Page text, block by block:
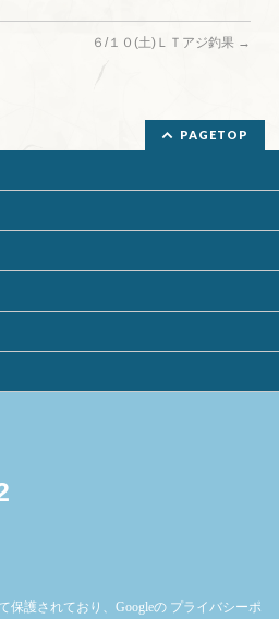
６/１０(土)ＬＴアジ釣果 →
PAGETOP
保護されており、Googleの プライバシーポ